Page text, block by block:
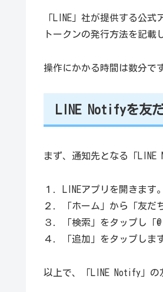
「LINE」社が提供する公
トークンの発行方法を記載
操作にかかる時間は数分で
LINE Notifyを友
まず、通知先となる「LINE
１．LINEアプリを開きます。
２．「ホーム」から「友だ
３．「検索」をタップし「
４．「追加」をタップしま
以上で、「LINE Notify」の